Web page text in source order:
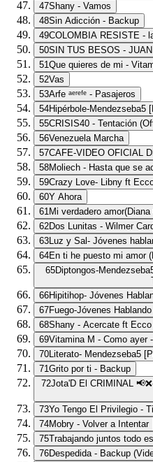
47Shany - Vamos
48Sin Adicción - Backup
49COLOMBIA RESISTE -
50SIN TUS BESOS -
51Que quieres de mi -
52Vas
53Arfe ᵃᵉʳᵉᶠᵉ - Pasajeros
54Hipérbole-Mendezseba5
55CRISIS40 - Tentación
56
Venezuela Marcha
57CAFE-VIDEO OFICIAL
58Moliech - Hasta que se
59
Crazy
60Y Ahora
61Mi verdadero amor(Diana
62Dos Lunitas - Wilmer
63Luz y Sal- Jóvenes
64En ti he puesto mi amor
65Diptongos-
66Hipitihop- Jóvenes
67Fuego-Jóvenes
68Shany - Acercate ft Ecco
69Vitamina M - Como ayer
70Literato- Mendezseba5
71Grito por ti - Backup
72Jota'D El CRIMINAL
73Yo Tengo El Privilegio -
74Mobry - Volver a Intentar
75Trabajando juntos todo
76Despedida - Backup